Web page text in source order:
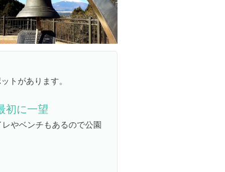
トがあります。
初に一望
やベンチもあるので公園